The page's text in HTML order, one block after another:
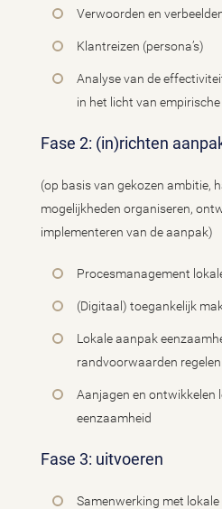
Verwoorden en
Klantreizen (persona’s)
Analyse van de
in het licht van
Fase 2: (in)richten
(op basis van gekozen ambitie,
mogelijkheden organiseren,
implementeren van de aanpak)
Procesmanagement
(Digitaal) toegankelijk
Lokale aanpak
randvoorwaarden
Aanjagen en ontwikkelen
eenzaamheid
Fase 3: uitvoeren
Samenwerking met